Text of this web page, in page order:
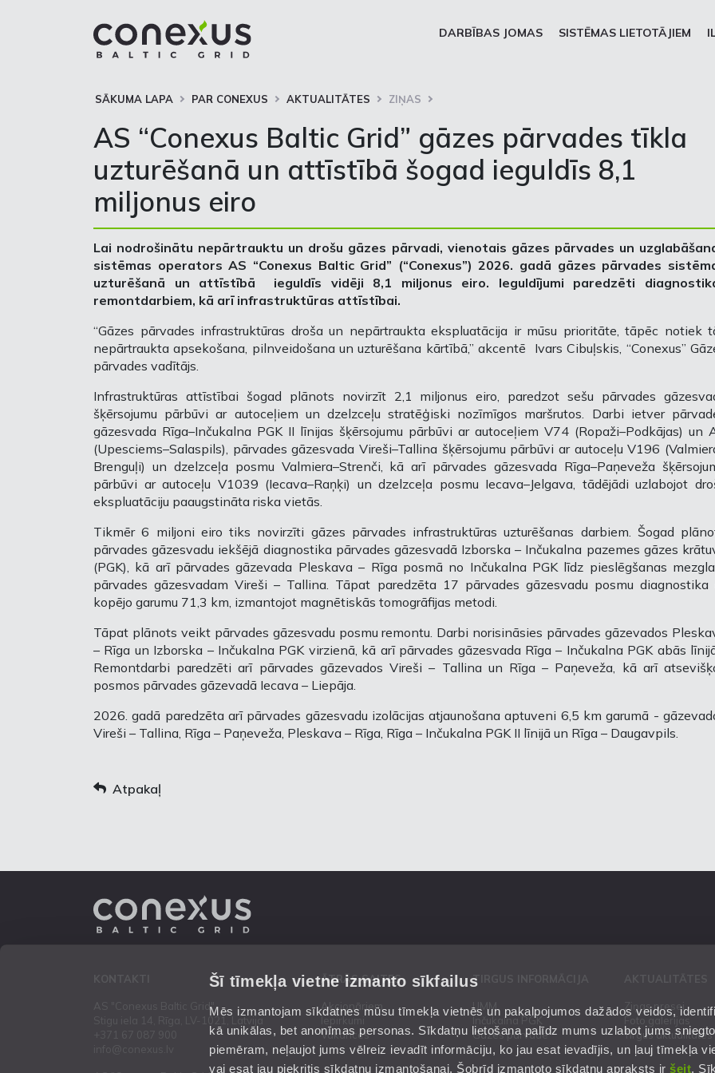
Šī tīmekļa vietne izmanto sīkfailus
Mēs izmantojam sīkdatnes mūsu tīmekļa vietnēs un pakalpojumos dažādos veidos,
kā unikālas, bet anonīmas personas. Sīkdatņu lietošana palīdz mums uzlabot jums
piemēram, neļaujot jums vēlreiz ievadīt informāciju, ko jau esat ievadījis, un ļauj tīmekļa
vai esat jau piekritis sīkdatņu izmantošanai. Šobrīd izmantoto sīkdatņu apraksts ir šeit.
DARBĪBAS JOMAS SISTĒMAS LIETOTĀJIEM
SĀKUMA LAPA PAR CONEXUS AKTUALITĀTES ZIŅAS
AS “Conexus Baltic Grid” gāzes pārvades tīkla
uzturēšanā un attīstībā šogad ieguldīs 8,1
miljonus eiro
Lai nodrošinātu nepārtrauktu un drošu gāzes pārvadi, vienotais gāzes pārvades un
sistēmas operators AS “Conexus Baltic Grid” (“Conexus”) 2026. gadā gāzes pārvades
uzturēšanā un attīstībā ieguldīs vidēji 8,1 miljonus eiro. Ieguldījumi paredzēti
remontdarbiem, kā arī infrastruktūras attīstībai.
“Gāzes pārvades infrastruktūras droša un nepārtraukta ekspluatācija ir mūsu prioritāte, tāpēc notiek
nepārtraukta apsekošana, pilnveidošana un uzturēšana kārtībā,” akcentē Ivars Cibuļskis, “Conexus”
pārvades vadītājs.
Infrastruktūras attīstībai šogad plānots novirzīt 2,1 miljonus eiro, paredzot sešu pārvades
šķērsojumu pārbūvi ar autoceļiem un dzelzceļu stratēģiski nozīmīgos maršrutos. Darbi ietver
gāzesvada Rīga–Inčukalna PGK II līnijas šķērsojumu pārbūvi ar autoceļiem V74 (Ropaži–Podkājas) un
(Upesciems–Salaspils), pārvades gāzesvada Vireši–Tallina šķērsojumu pārbūvi ar autoceļu V196
Brenguļi) un dzelzceļa posmu Valmiera–Strenči, kā arī pārvades gāzesvada Rīga–Paņeveža
pārbūvi ar autoceļu V1039 (Iecava–Raņķi) un dzelzceļa posmu Iecava–Jelgava, tādējādi uzlabojot
ekspluatāciju paaugstināta riska vietās.
Tikmēr 6 miljoni eiro tiks novirzīti gāzes pārvades infrastruktūras uzturēšanas darbiem. Šogad
pārvades gāzesvadu iekšējā diagnostika pārvades gāzesvadā Izborska – Inčukalna pazemes gāzes
(PGK), kā arī pārvades gāzevada Pleskava – Rīga posmā no Inčukalna PGK līdz pieslēgšanas
pārvades gāzesvadam Vireši – Tallina. Tāpat paredzēta 17 pārvades gāzesvadu posmu diagnostika
kopējo garumu 71,3 km, izmantojot magnētiskās tomogrāfijas metodi.
Tāpat plānots veikt pārvades gāzesvadu posmu remontu. Darbi norisināsies pārvades gāzevados
– Rīga un Izborska – Inčukalna PGK virzienā, kā arī pārvades gāzesvada Rīga – Inčukalna PGK abās
Remontdarbi paredzēti arī pārvades gāzevados Vireši – Tallina un Rīga – Paņeveža, kā arī
posmos pārvades gāzevadā Iecava – Liepāja.
2026. gadā paredzēta arī pārvades gāzesvadu izolācijas atjaunošana aptuveni 6,5 km garumā -
Vireši – Tallina, Rīga – Paņeveža, Pleskava – Rīga, Rīga – Inčukalna PGK II līnijā un Rīga – Daugavpils.
Atpakaļ
AS "Conexus Baltic Grid"
ĀTRĀS SAITES
Akcionāriem
Vakances
TIRGUS INFORMĀCIJA
UMM
Inčukalna PGK
Gāzes pārvade
Ziņas presei
Foto galerijas
Tirgus aktualitātes